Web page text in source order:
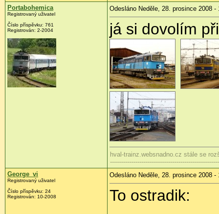
Portabohemica
Registrovaný uživatel
Číslo příspěvku: 761
Registrován: 2-2004
Odesláno Neděle, 28. prosince 2008 -
já si dovolím
hval-trainz.websnadno.cz stále se
George_vi
Registrovaný uživatel
Číslo příspěvku: 24
Registrován: 10-2008
Odesláno Neděle, 28. prosince 2008 -
To ostradik: